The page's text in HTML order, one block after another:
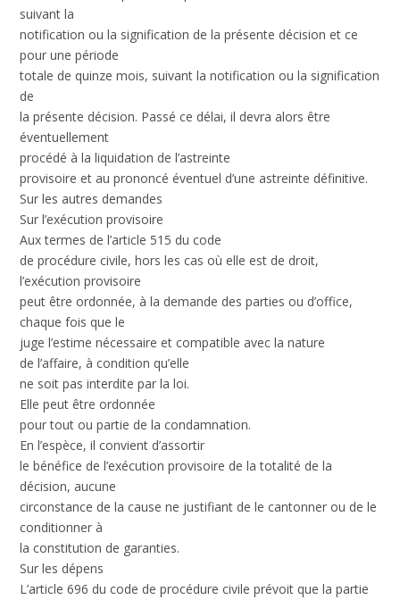
suivant la
notification ou la signification de la présente décision et ce
pour une période
totale de quinze mois, suivant la notification ou la signification
de
la présente décision. Passé ce délai, il devra alors être
éventuellement
procédé à la liquidation de l’astreinte
provisoire et au prononcé éventuel d’une astreinte définitive.
Sur les autres demandes
Sur l’exécution provisoire
Aux termes de l’article 515 du code
de procédure civile, hors les cas où elle est de droit,
l’exécution provisoire
peut être ordonnée, à la demande des parties ou d’office,
chaque fois que le
juge l’estime nécessaire et compatible avec la nature
de l’affaire, à condition qu’elle
ne soit pas interdite par la loi.
Elle peut être ordonnée
pour tout ou partie de la condamnation.
En l’espèce, il convient d’assortir
le bénéfice de l’exécution provisoire de la totalité de la
décision, aucune
circonstance de la cause ne justifiant de le cantonner ou de le
conditionner à
la constitution de garanties.
Sur les dépens
L’article 696 du code de procédure civile prévoit que la partie